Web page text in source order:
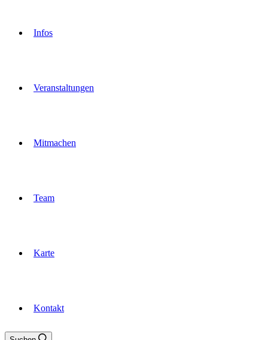
Infos
Veranstaltungen
Mitmachen
Team
Karte
Kontakt